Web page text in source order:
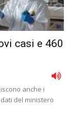
casi e 460
anche i
del ministero